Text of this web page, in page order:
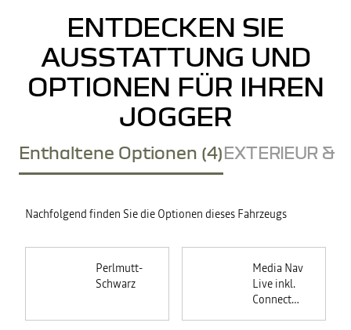
ENTDECKEN SIE
AUSSTATTUNG UND
OPTIONEN FÜR IHREN
JOGGER
Enthaltene Optionen (4)EXTERIEUR &
Nachfolgend finden Sie die Optionen dieses Fahrzeugs
Perlmutt-
Schwarz
Media Nav
Live inkl.
Connected